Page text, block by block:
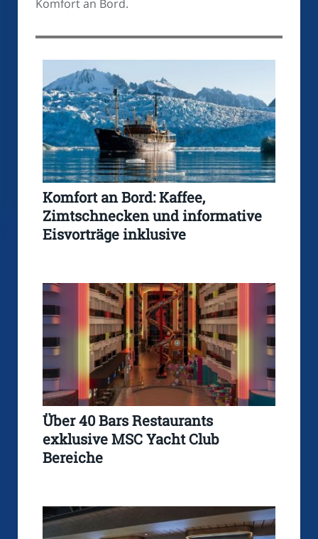
Komfort an Bord.
Komfort an Bord: Kaffee,
Zimtschnecken und informative
Eisvorträge inklusive
Über 40 Bars Restaurants
exklusive MSC Yacht Club
Bereiche